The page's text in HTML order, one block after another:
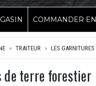
COMMANDER
TRAITEUR LES GARNITURES
de terre forestier